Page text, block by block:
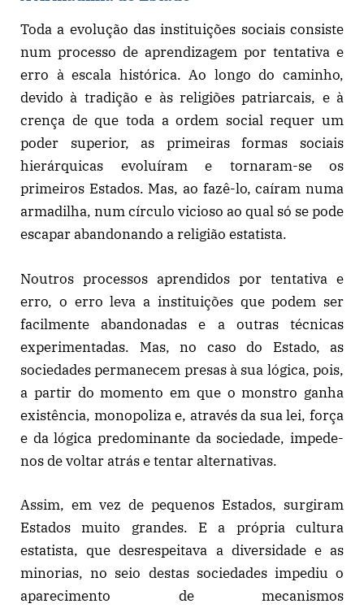
Toda a evolução das instituições sociais consiste
num processo de aprendizagem por tentativa e
erro à escala histórica. Ao longo do caminho,
devido à tradição e às religiões patriarcais, e à
crença de que toda a ordem social requer um
poder superior, as primeiras formas sociais
hierárquicas evoluíram e tornaram-se os
primeiros Estados. Mas, ao fazê-lo, caíram numa
armadilha, num círculo vicioso ao qual só se pode
escapar abandonando a religião estatista.
Noutros processos aprendidos por tentativa e
erro, o erro leva a instituições que podem ser
facilmente abandonadas e a outras técnicas
experimentadas. Mas, no caso do Estado, as
sociedades permanecem presas à sua lógica, pois,
a partir do momento em que o monstro ganha
existência, monopoliza e, através da sua lei, força
e da lógica predominante da sociedade, impede-
nos de voltar atrás e tentar alternativas.
Assim, em vez de pequenos Estados, surgiram
Estados muito grandes. E a própria cultura
estatista, que desrespeitava a diversidade e as
minorias, no seio destas sociedades impediu o
aparecimento de mecanismos